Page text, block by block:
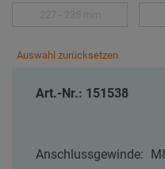
Auswahl zurücksetzen
Art.-Nr.: 151538
Anschlussgewinde: